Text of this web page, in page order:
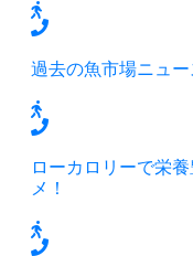
過去の魚市場ニュ
ローカロリーで栄
メ！